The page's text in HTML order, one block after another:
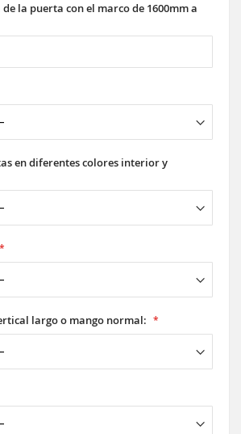
la puerta con el marco de 1600mm a
en diferentes colores interior y
largo o mango normal: